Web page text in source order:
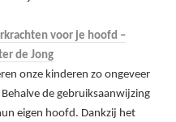
voor je hoofd –
de Jong
onze kinderen zo ongeveer
Behalve de gebruiksaanwijzing
eigen hoofd. Dankzij het